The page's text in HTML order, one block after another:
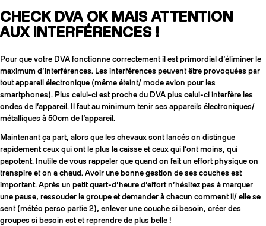
COUTEAUX
CHECK DVA OK MAIS ATTENTION
AUX INTERFÉRENCES !
Pour que votre DVA fonctionne correctement il est primordial d’éliminer le
maximum d’interférences. Les interférences peuvent être provoquées par
tout appareil électronique (même éteint/ mode avion pour les
smartphones). Plus celui-ci est proche du DVA plus celui-ci interfère les
ondes de l’appareil. Il faut au minimum tenir ses appareils électroniques/
métalliques à 50cm de l’appareil.
Maintenant ça part, alors que les chevaux sont lancés on distingue
rapidement ceux qui ont le plus la caisse et ceux qui l’ont moins, qui
papotent. Inutile de vous rappeler que quand on fait un effort physique on
transpire et on a chaud. Avoir une bonne gestion de ses couches est
important. Après un petit quart-d’heure d’effort n’hésitez pas à marquer
une pause, ressouder le groupe et demander à chacun comment il/ elle se
sent (météo perso partie 2), enlever une couche si besoin, créer des
groupes si besoin est et reprendre de plus belle !